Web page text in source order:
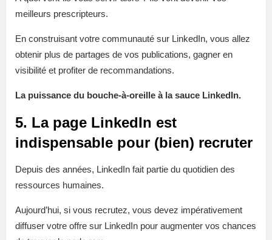
meilleurs prescripteurs.
En construisant votre communauté sur LinkedIn, vous allez
obtenir plus de partages de vos publications, gagner en
visibilité et profiter de recommandations.
La puissance du bouche-à-oreille à la sauce LinkedIn.
5. La page LinkedIn est
indispensable pour (bien) recruter
Depuis des années, LinkedIn fait partie du quotidien des
ressources humaines.
Aujourd’hui, si vous recrutez, vous devez impérativement
diffuser votre offre sur LinkedIn pour augmenter vos chances